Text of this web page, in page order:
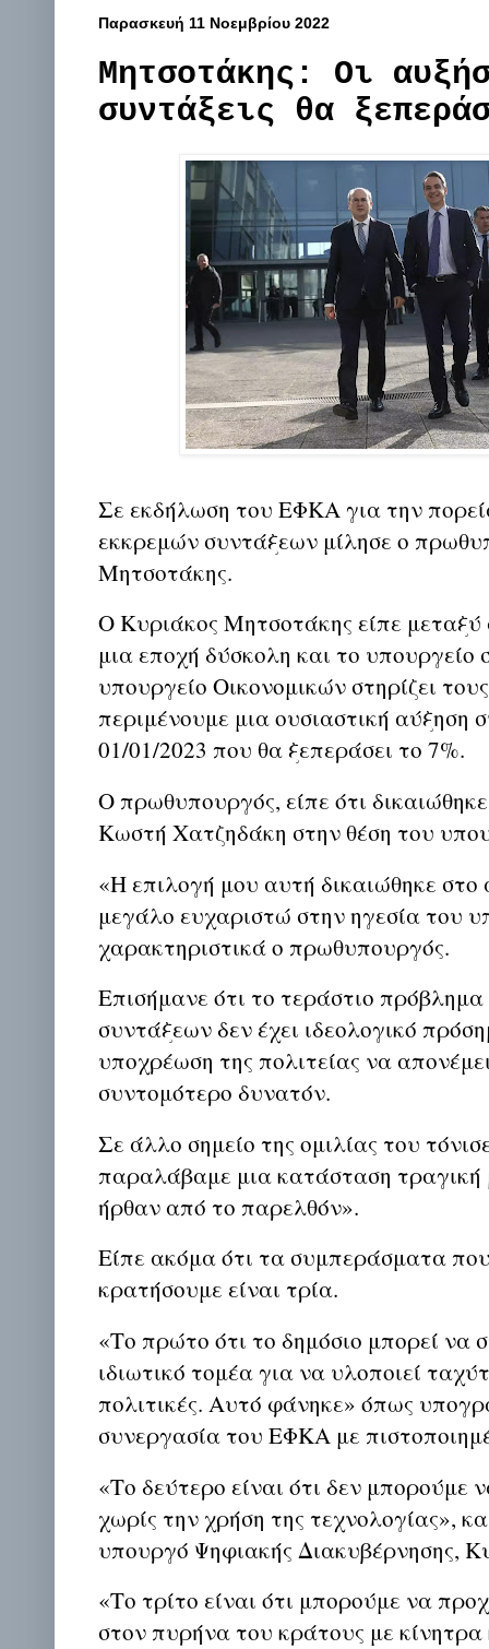
Παρασκευή 11 Νοεμβρίου 2022
Μητσοτάκης: Οι
συντάξεις θα
Σε εκδήλωση του ΕΦΚΑ για την
εκκρεμών συντάξεων μίλησε ο
Μητσοτάκης.
Ο Κυριάκος Μητσοτάκης είπε μεταξύ
μια εποχή δύσκολη και το υπουργείο
υπουργείο Οικονομικών στηρίζει
περιμένουμε μια ουσιαστική αύξηση
01/01/2023 που θα ξεπεράσει το 7%.
Ο πρωθυπουργός, είπε ότι
Κωστή Χατζηδάκη στην θέση του
«Η επιλογή μου αυτή δικαιώθηκε
μεγάλο ευχαριστώ στην ηγεσία του
χαρακτηριστικά ο πρωθυπουργός.
Επισήμανε ότι το τεράστιο
συντάξεων δεν έχει ιδεολογικό
υποχρέωση της πολιτείας να
συντομότερο δυνατόν.
Σε άλλο σημείο της ομιλίας του
παραλάβαμε μια κατάσταση τραγική
ήρθαν από το παρελθόν».
Είπε ακόμα ότι τα συμπεράσματα
κρατήσουμε είναι τρία.
«Το πρώτο ότι το δημόσιο μπορεί να
ιδιωτικό τομέα για να υλοποιεί
πολιτικές. Αυτό φάνηκε» όπως
συνεργασία του ΕΦΚΑ με
«Το δεύτερο είναι ότι δεν μπορούμε
χωρίς την χρήση της τεχνολογίας»,
υπουργό Ψηφιακής Διακυβέρνησης,
«Το τρίτο είναι ότι μπορούμε να
στον πυρήνα του κράτους με κίνητρα